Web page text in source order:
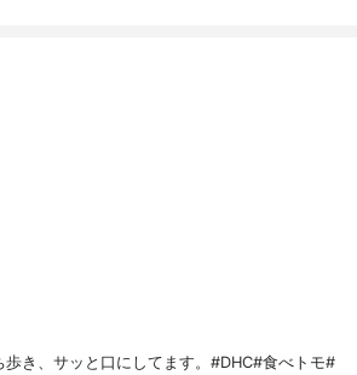
き、サッと口にしてます。#DHC#食べトモ#